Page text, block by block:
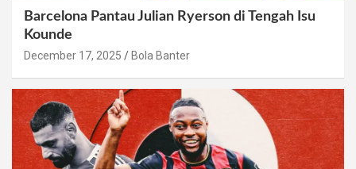
Barcelona Pantau Julian Ryerson di Tengah Isu
Kounde
December 17, 2025 Bola Banter